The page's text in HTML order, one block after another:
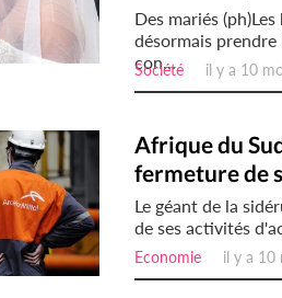
Des mariés
désormais
con...
Société il y a 10
Afrique du
fermeture de
Le géant de la
de ses activités
Economie il y a 10